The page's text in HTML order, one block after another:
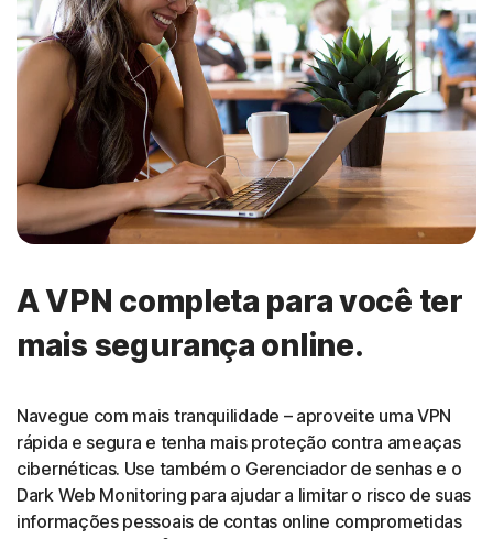
A VPN completa para você ter
mais segurança online.
Navegue com mais tranquilidade – aproveite uma VPN
rápida e segura e tenha mais proteção contra ameaças
cibernéticas. Use também o Gerenciador de senhas e o
Dark Web Monitoring para ajudar a limitar o risco de suas
informações pessoais de contas online comprometidas